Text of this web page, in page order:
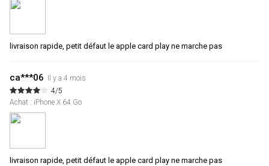
livraison rapide, petit défaut le apple card play ne marche pas
ca***06
Il y a 4 mois
4/5
Achat : iPhone X 64 Go
livraison rapide, petit défaut le apple card play ne marche pas